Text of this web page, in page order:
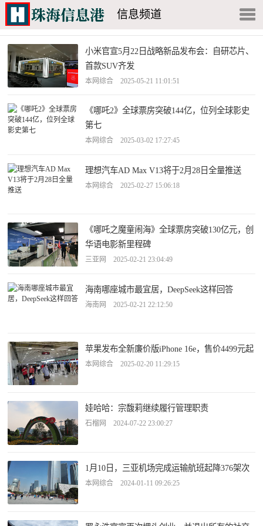
信息频道
小米官宣5月22日战略新品发布会：自研芯片、
首款SUV齐发
本网综合 2025-05-21 11:01:51
《哪吒2》全球票房突破144亿，位列全球影史
第七
本网综合 2025-03-02 17:27:45
理想汽车AD Max V13将于2月28日全量推送
本网综合 2025-02-27 15:06:18
《哪吒之魔童闹海》全球票房突破130亿元，创
华语电影新里程碑
三亚网 2025-02-21 23:04:49
海南哪座城市最宜居，DeepSeek这样回答
海南网 2025-02-21 22:12:50
苹果发布全新廉价版iPhone 16e，售价4499元起
本网综合 2025-02-20 11:29:15
娃哈哈：宗馥莉继续履行管理职责
石榴网 2024-07-22 23:00:27
1月10日，三亚机场完成运输航班起降376架次
本网综合 2024-01-11 09:26:25